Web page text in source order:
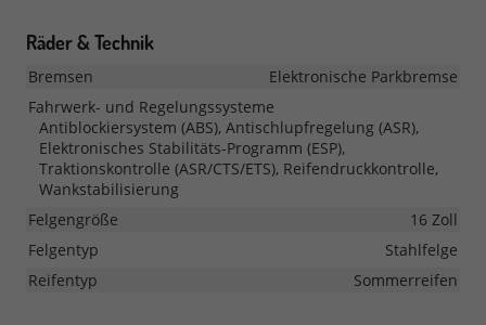
Räder & Technik
Bremsen
Elektronische Parkbremse
Fahrwerk- und Regelungssysteme
Antiblockiersystem (ABS), Antischlupfregelung (ASR),
Elektronisches Stabilitäts-Programm (ESP),
Traktionskontrolle (ASR/CTS/ETS), Reifendruckkontrolle,
Wankstabilisierung
Felgengröße
16 Zoll
Felgentyp
Stahlfelge
Reifentyp
Sommerreifen